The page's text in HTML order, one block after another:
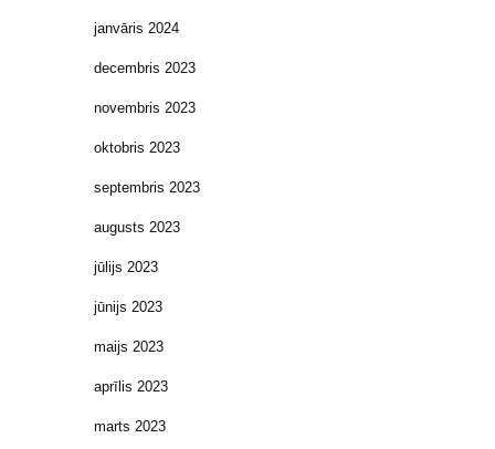
janvāris 2024
decembris 2023
novembris 2023
oktobris 2023
septembris 2023
augusts 2023
jūlijs 2023
jūnijs 2023
maijs 2023
aprīlis 2023
marts 2023